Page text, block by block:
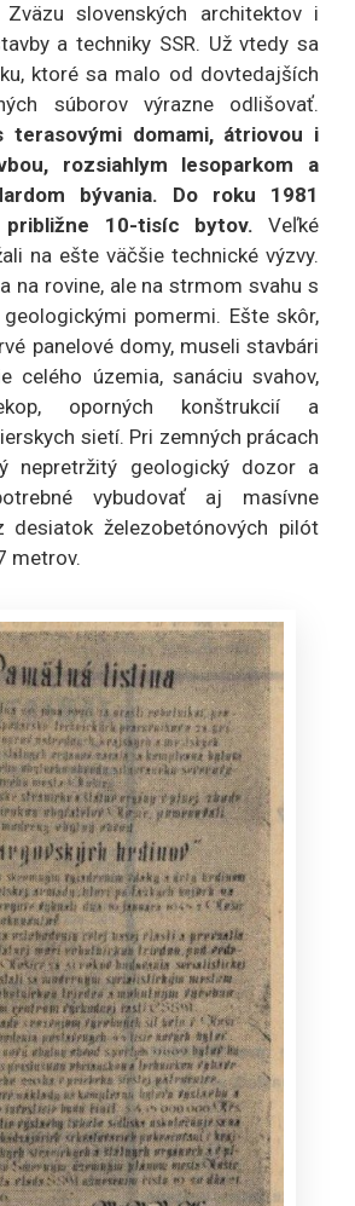
Zväzu slovenských architektov i
a techniky SSR. Už vtedy sa
ktoré sa malo od dovtedajších
súborov výrazne odlišovať.
terasovými domami, átriovou i
rozsiahlym lesoparkom a
bývania. Do roku 1981
približne 10-tisíc bytov. Veľké
na ešte väčšie technické výzvy.
na rovine, ale na strmom svahu s
pomermi. Ešte skôr,
panelové domy, museli stavbári
celého územia, sanáciu svahov,
oporných konštrukcií a
sietí. Pri zemných prácach
nepretržitý geologický dozor a
vybudovať aj masívne
desiatok železobetónových pilót
metrov.